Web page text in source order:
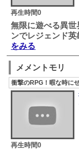
再生時間0
無限に遊べる異
ンでレジェンド英
をみる
メメントモリ
衝撃のRPG！暇な時に
再生時間0